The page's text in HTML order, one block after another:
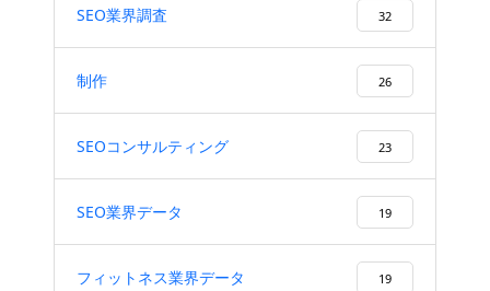
SEO業界調査 32
制作 26
SEOコンサルティング 23
SEO業界データ 19
フィットネス業界データ 19